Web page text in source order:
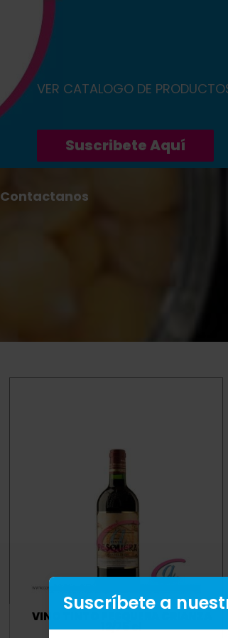
VER CATALOGO DE
Suscribete Aquí
Contactanos
VINO TINTO PESQUERA CRIANZA
12/75 cl
Suscríbete a